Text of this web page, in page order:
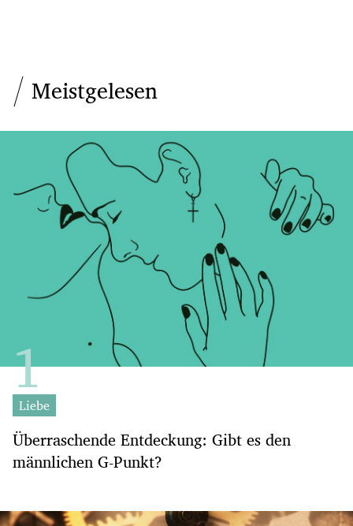
Meistgelesen
Liebe
Überraschende Entdeckung: Gibt es den
männlichen G-Punkt?